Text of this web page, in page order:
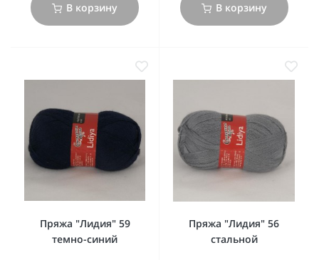
В корзину В корзину
Пряжа "Лидия" 59
темно-синий
Пряжа "Лидия" 56
стальной